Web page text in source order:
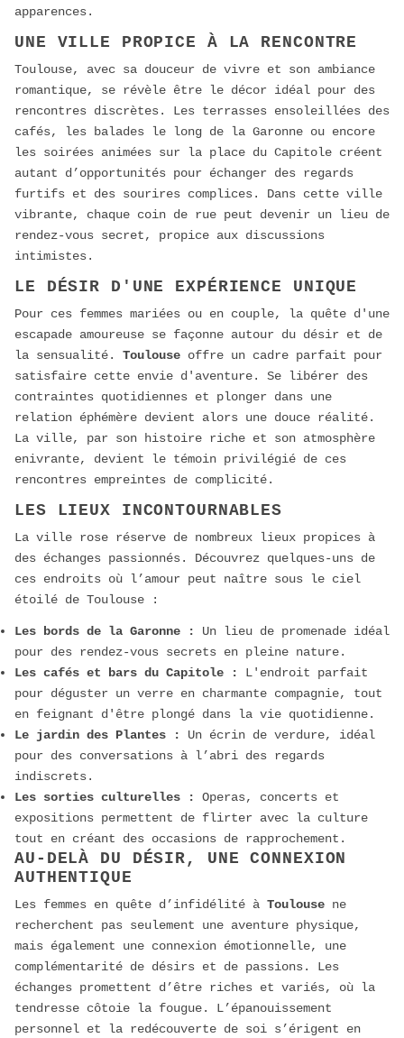
apparences.
UNE VILLE PROPICE À LA RENCONTRE
Toulouse, avec sa douceur de vivre et son ambiance
romantique, se révèle être le décor idéal pour des
rencontres discrètes. Les terrasses ensoleillées des
cafés, les balades le long de la Garonne ou encore
les soirées animées sur la place du Capitole créent
autant d’opportunités pour échanger des regards
furtifs et des sourires complices. Dans cette ville
vibrante, chaque coin de rue peut devenir un lieu de
rendez-vous secret, propice aux discussions
intimistes.
LE DÉSIR D'UNE EXPÉRIENCE UNIQUE
Pour ces femmes mariées ou en couple, la quête d'une
escapade amoureuse se façonne autour du désir et de
la sensualité. Toulouse offre un cadre parfait pour
satisfaire cette envie d'aventure. Se libérer des
contraintes quotidiennes et plonger dans une
relation éphémère devient alors une douce réalité.
La ville, par son histoire riche et son atmosphère
enivrante, devient le témoin privilégié de ces
rencontres empreintes de complicité.
LES LIEUX INCONTOURNABLES
La ville rose réserve de nombreux lieux propices à
des échanges passionnés. Découvrez quelques-uns de
ces endroits où l’amour peut naître sous le ciel
étoilé de Toulouse :
Les bords de la Garonne :
Un lieu de promenade idéal
pour des rendez-vous secrets en pleine nature.
Les cafés et bars du Capitole :
L'endroit parfait
pour déguster un verre en charmante compagnie, tout
en feignant d'être plongé dans la vie quotidienne.
Le jardin des Plantes :
Un écrin de verdure, idéal
pour des conversations à l’abri des regards
indiscrets.
Les sorties culturelles :
Operas, concerts et
expositions permettent de flirter avec la culture
tout en créant des occasions de rapprochement.
AU-DELÀ DU DÉSIR, UNE CONNEXION
AUTHENTIQUE
Les femmes en quête d’infidélité à Toulouse ne
recherchent pas seulement une aventure physique,
mais également une connexion émotionnelle, une
complémentarité de désirs et de passions. Les
échanges promettent d’être riches et variés, où la
tendresse côtoie la fougue. L’épanouissement
personnel et la redécouverte de soi s’érigent en